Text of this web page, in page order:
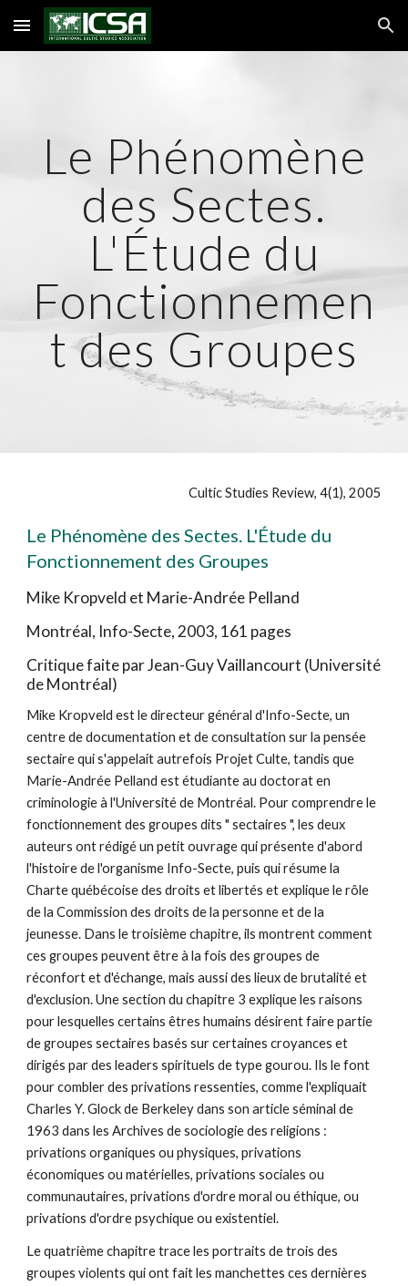
Skip to main content Skip to navigation
Le Phénomène
des Sectes.
L'Étude du
Fonctionnemen
t des Groupes
Cultic Studies Review, 4(1), 2005
Le Phénomène des Sectes. L'Étude du
Fonctionnement des Groupes
Mike Kropveld et Marie-Andrée Pelland
Montréal, Info-Secte, 2003, 161 pages
Critique faite par Jean-Guy Vaillancourt (Université
de Montréal)
Mike Kropveld est le directeur général d'Info-Secte, un
centre de documentation et de consultation sur la pensée
sectaire qui s'appelait autrefois Projet Culte, tandis que
Marie-Andrée Pelland est étudiante au doctorat en
criminologie à l'Université de Montréal. Pour comprendre le
fonctionnement des groupes dits " sectaires ", les deux
auteurs ont rédigé un petit ouvrage qui présente d'abord
l'histoire de l'organisme Info-Secte, puis qui résume la
Charte québécoise des droits et libertés et explique le rôle
de la Commission des droits de la personne et de la
jeunesse. Dans le troisième chapitre, ils montrent comment
ces groupes peuvent être à la fois des groupes de
réconfort et d'échange, mais aussi des lieux de brutalité et
d'exclusion. Une section du chapitre 3 explique les raisons
pour lesquelles certains êtres humains désirent faire partie
de groupes sectaires basés sur certaines croyances et
dirigés par des leaders spirituels de type gourou. Ils le font
pour combler des privations ressenties, comme l'expliquait
Charles Y. Glock de Berkeley dans son article séminal de
1963 dans les Archives de sociologie des religions :
privations organiques ou physiques, privations
économiques ou matérielles, privations sociales ou
communautaires, privations d'ordre moral ou éthique, ou
privations d'ordre psychique ou existentiel.
Le quatrième chapitre trace les portraits de trois des
groupes violents qui ont fait les manchettes ces dernières